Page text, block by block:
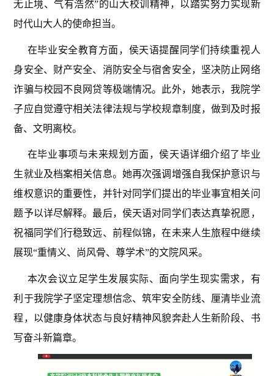
无止境、气有浩然”的山大校训精神，以踏实努力实现新
时代山大人的使命担当。
在毕业安全教育方面，侯天语提醒同学们持续重视人
身安全、财产安全、消防安全与宿舍安全，坚决防止网络
诈骗与校园不良网贷等极端情况。此外，她表示，我院学
子应自觉遵守相关法律法规与学校规章制度，做到及时报
备、文明离校。
在毕业事项与未来规划方面，侯天语详细介绍了毕业
生就业及档案相关信息。她再次强调增强自我保护意识与
维权意识的重要性，并针对同学们提出的毕业事宜相关问
题予以详尽解释。最后，侯天语对同学们表达真挚祝愿，
祝福同学们行稳致远、前程似锦，在未来人生旅程中继续
展现“重情义、尚风骨、尊学术”的文院风采。
本次会议立足学生发展实际、面向学生现实需求，有
利于我院学子坚定理想信念、筑牢安全防线、厘清毕业流
程，以健康身体状态与良好精神风貌奔赴人生新阶段、书
写奋斗新篇章。